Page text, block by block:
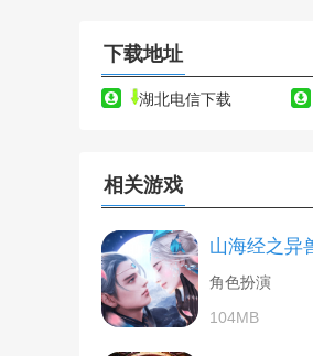
下载地址
湖北电信下载
相关游戏
山海经之异
角色扮演
104MB